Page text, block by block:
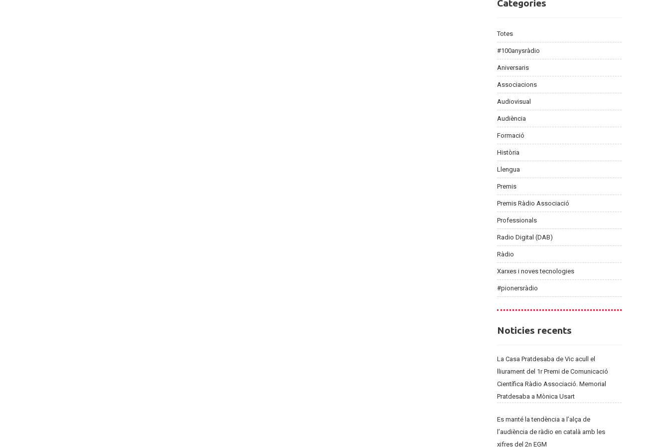
Categories
Totes
#100anysràdio
Aniversaris
Associacions
Audiovisual
Audiència
Formació
Història
Llengua
Premis
Premis Ràdio Associació
Professionals
Radio Digital (DAB)
Ràdio
Xarxes i noves tecnologies
#pionersràdio
Noticies
Noticies recents
La Casa Pratdesaba de Vic acull el
lliurament del 1r Premi de Comunicació
Científica Ràdio Associació. Memorial
Pratdesaba a Mònica Usart
Es manté la tendència a l’alça de
l’audiència de ràdio en català amb les
xifres del 2n EGM